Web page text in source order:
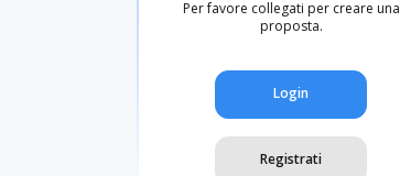
Per favore collegati per creare una
proposta.
Login
Registrati